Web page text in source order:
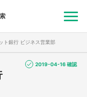
ト銀行 ビジネス営業部
2019-04-16 確認